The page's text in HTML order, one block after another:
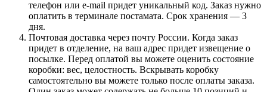
телефон или e-mail придет уникальный код. Заказ нужно
оплатить в терминале постамата. Срок хранения — 3
дня.
Почтовая доставка через почту России. Когда заказ
придет в отделение, на ваш адрес придет извещение о
посылке. Перед оплатой вы можете оценить состояние
коробки: вес, целостность. Вскрывать коробку
самостоятельно вы можете только после оплаты заказа.